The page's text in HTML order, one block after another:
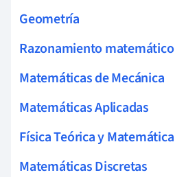
Geometría
Razonamiento matemático
Matemáticas de Mecánica
Matemáticas Aplicadas
Física Teórica y Matemática
Matemáticas Discretas